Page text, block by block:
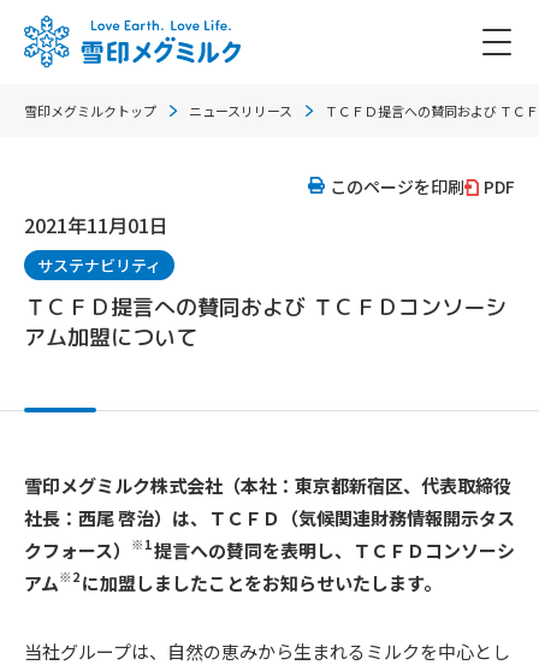
雪印メグミルクトップ ニュースリリース ＴＣＦＤ提言への賛同および ＴＣ
このページを印刷 PDF
2021年11月01日
サステナビリティ
ＴＣＦＤ提言への賛同および ＴＣＦＤコンソーシ
アム加盟について
雪印メグミルク株式会社（本社：東京都新宿区、代表取締役
社長：西尾 啓治）は、ＴＣＦＤ（気候関連財務情報開示タス
クフォース）
※1提言への賛同を表明し、ＴＣＦＤコンソーシ
アム※2 に加盟しましたことをお知らせいたします。
当社グループは、自然の恵みから生まれるミルクを中心とし